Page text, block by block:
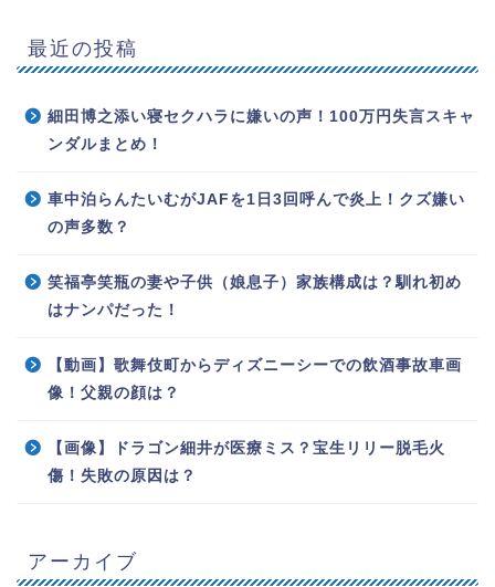
最近の投稿
細田博之添い寝セクハラに嫌いの声！100万円失言スキャ
ンダルまとめ！
車中泊らんたいむがJAFを1日3回呼んで炎上！クズ嫌い
の声多数？
笑福亭笑瓶の妻や子供（娘息子）家族構成は？馴れ初め
はナンパだった！
【動画】歌舞伎町からディズニーシーでの飲酒事故車画
像！父親の顔は？
【画像】ドラゴン細井が医療ミス？宝生リリー脱毛火
傷！失敗の原因は？
アーカイブ